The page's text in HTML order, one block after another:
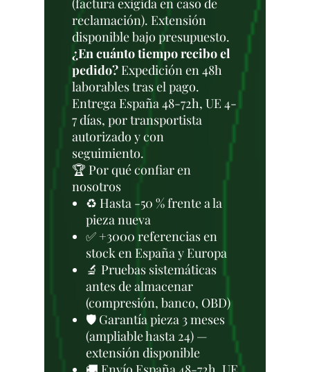
(factura exigida en caso de
reclamación). Extensión
disponible bajo presupuesto.
¿En cuánto tiempo recibo el
pedido? Expedición en 48h
laborables tras el pago.
Entrega España 48-72h, UE 4-
7 días, por transportista
autorizado y con
seguimiento.
🏆 Por qué confiar en
nosotros
♻️ Hasta -50 % frente a la
pieza nueva
✅ +3000 referencias en
stock en España y Europa
🔬 Pruebas sistemáticas
antes de almacenar
(compresión, banco, OBD)
🛡️ Garantía pieza 3 meses
(ampliable hasta 24) —
extensión disponible